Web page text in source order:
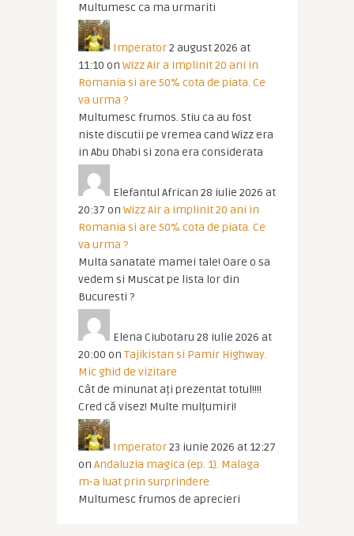
Multumesc ca ma urmariti
Imperator2 august 2026 at
11:10 on Wizz Air a implinit 20 ani in
Romania si are 50% cota de piata. Ce
va urma ?
Multumesc frumos. Stiu ca au fost
niste discutii pe vremea cand Wizz era
in Abu Dhabi si zona era considerata
Elefantul African 28 iulie 2026 at
20:37 on Wizz Air a implinit 20 ani in
Romania si are 50% cota de piata. Ce
va urma ?
Multa sanatate mamei tale! Oare o sa
vedem si Muscat pe lista lor din
Bucuresti ?
Elena Ciubotaru 28 iulie 2026 at
20:00 on Tajikistan si Pamir Highway.
Mic ghid de vizitare
Cât de minunat ați prezentat totul!!!!
Cred că visez! Multe mulțumiri!
Imperator23 iunie 2026 at 12:27
on Andaluzia magica (ep. 1). Malaga
m-a luat prin surprindere
Multumesc frumos de aprecieri